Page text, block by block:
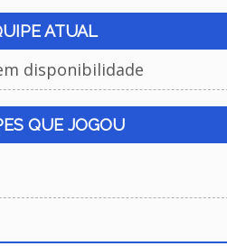
ATUAL
disponibilidade
QUE JOGOU